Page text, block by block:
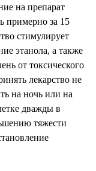
на препарат
примерно за 15
стимулирует
этанола, а также
от токсического
лекарство не
на ночь или на
дважды в
тяжести